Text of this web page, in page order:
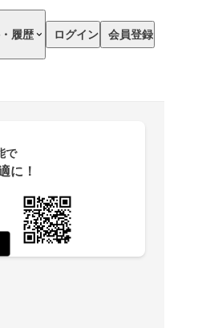
履歴 ログイン 会員登録
で
に！